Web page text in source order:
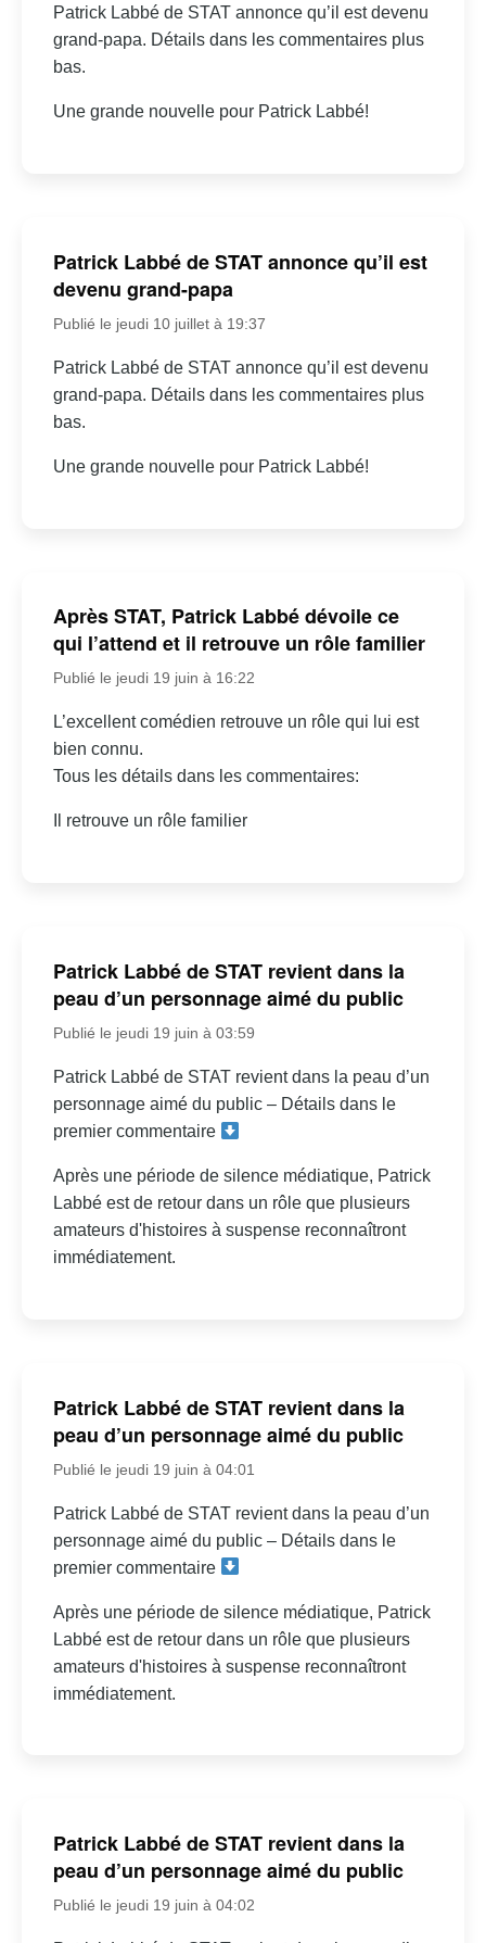
Patrick Labbé de STAT annonce qu’il est devenu
grand-papa. Détails dans les commentaires plus
bas.
Une grande nouvelle pour Patrick Labbé!
Patrick Labbé de STAT annonce qu’il est
devenu grand-papa
Publié le jeudi 10 juillet à 19:37
Patrick Labbé de STAT annonce qu’il est devenu
grand-papa. Détails dans les commentaires plus
bas.
Une grande nouvelle pour Patrick Labbé!
Après STAT, Patrick Labbé dévoile ce
qui l’attend et il retrouve un rôle familier
Publié le jeudi 19 juin à 16:22
L’excellent comédien retrouve un rôle qui lui est
bien connu.
Tous les détails dans les commentaires:
Il retrouve un rôle familier
Patrick Labbé de STAT revient dans la
peau d’un personnage aimé du public
Publié le jeudi 19 juin à 03:59
Patrick Labbé de STAT revient dans la peau d’un
personnage aimé du public – Détails dans le
premier commentaire
Après une période de silence médiatique, Patrick
Labbé est de retour dans un rôle que plusieurs
amateurs d'histoires à suspense reconnaîtront
immédiatement.
Patrick Labbé de STAT revient dans la
peau d’un personnage aimé du public
Publié le jeudi 19 juin à 04:01
Patrick Labbé de STAT revient dans la peau d’un
personnage aimé du public – Détails dans le
premier commentaire
Après une période de silence médiatique, Patrick
Labbé est de retour dans un rôle que plusieurs
amateurs d'histoires à suspense reconnaîtront
immédiatement.
Patrick Labbé de STAT revient dans la
peau d’un personnage aimé du public
Publié le jeudi 19 juin à 04:02